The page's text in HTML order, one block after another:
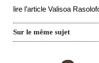
lire l’article Valisoa
Sur le même sujet